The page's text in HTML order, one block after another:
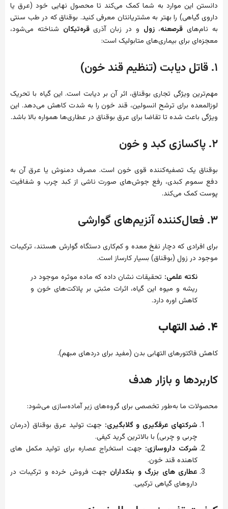
دانستن این موارد به شما کمک می‌کند تا محصول نهایی خود (عرق یا
داروی گیاهی) را بهتر به مشتریانتان معرفی کنید. بوقناق که در طب سنتی
به نام‌های قرصعنه،زول و در زبان آذریقره‌تیکان شناخته می‌شود،
معجزه‌ای برای بیماری‌های متابولیک است:
۱. قاتل دیابت (تنظیم قند خون)
مهم‌ترین ویژگی تجاری بوقناق، اثر آن بر دیابت است. این گیاه با تحریک
لوزالمعده برای ترشح انسولین، قند خون را به شدت کاهش می‌دهد. این
ویژگی باعث شده تا تقاضا برای عرق بوقناق در عطاری‌ها همواره بالا باشد.
۲. پاکسازی کبد و خون
بوقناق یک تصفیه‌کننده قوی خون است. مصرف دمنوش یا عرق آن به
دفع سموم کبدی، رفع جوش‌های صورت ناشی از کبد چرب و شفافیت
پوست کمک می‌کند.
۳. فعال‌کننده آنزیم‌های گوارشی
برای افرادی که دچار نفخ معده و کم‌کاری دستگاه گوارش هستند، ترکیبات
موجود در زول (بوقناق) بسیار کارساز است.
نکته علمی: تحقیقات نشان داده که ماده موثره موجود در
ریشه و میوه این گیاه، اثرات مثبتی بر پلاکت‌های خون و
کاهش اوره دارد.
۴. ضد التهاب
کاهش فاکتورهای التهابی بدن (مفید برای دردهای مبهم).
کاربردها و بازار هدف
محصولات ما به‌طور تخصصی برای گروه‌های زیر آماده‌سازی می‌شود:
شرکتهای عرقگیری و گلابگیری: جهت تولید عرق بوقناق (درمان
چربی و چربی) با بالاترین گرید کیفی.
شرکت داروسازی: جهت استخراج عصاره برای تولید مکمل های
کاهنده قند خون.
عطاری های بزرگ و بنکداران جهت فروش خرده و ترکیبات در
داروهای گیاهی ترکیبی.